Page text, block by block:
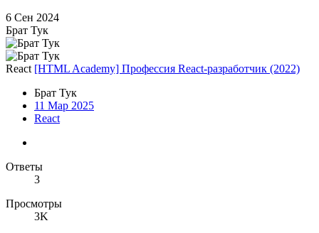
6 Сен 2024
Брат Тук
React [HTML Academy] Профессия React-разработчик (2022)
Брат Тук
11 Мар 2025
React
Ответы
3
Просмотры
3K